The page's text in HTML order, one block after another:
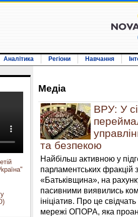
Аналітика Регіони Навчання
Медiа
ВРУ: У
та безпекою
Найбільш активною у
парламентських фракцій
«Батьківщина», на
пасивними виявились
ініціатив. Про це
мережі ОПОРА, яка